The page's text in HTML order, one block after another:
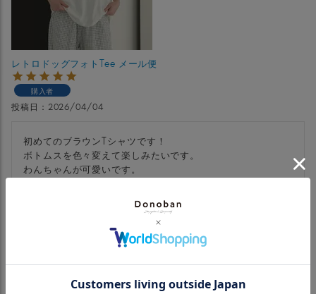
レトロドッグフォトTee メール便
購入者
投稿日 2026/04/04
初めてのブラウンTシャツです！
ボトムスを色々変えて楽しみたいです。
わんちゃんが可愛いです。
「初めて」に挑戦するキッカケと勇気を与えてくださるドノ